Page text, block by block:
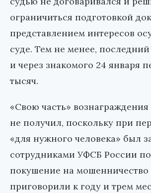
ограничиться подготовкой
представлением интересов
суде. Тем не менее,
и через знакомого 24 января
тысяч.
«Свою часть» вознаграждения
не получил, поскольку при
«для нужного человека» был
сотрудниками УФСБ России
покушение на мошенничество
приговорили к году и трем